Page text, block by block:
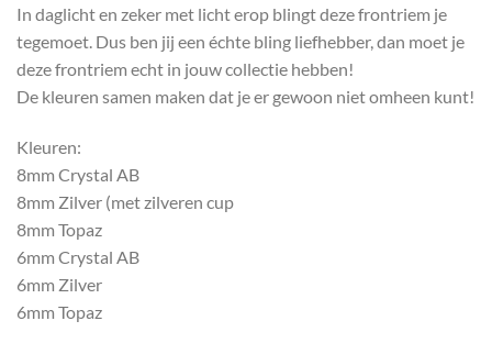
In daglicht en zeker met licht erop blingt deze frontriem je
tegemoet. Dus ben jij een échte bling liefhebber, dan moet je
deze frontriem echt in jouw collectie hebben!
De kleuren samen maken dat je er gewoon niet omheen kunt!
Kleuren:
8mm Crystal AB
8mm Zilver (met zilveren cup
8mm Topaz
6mm Crystal AB
6mm Zilver
6mm Topaz